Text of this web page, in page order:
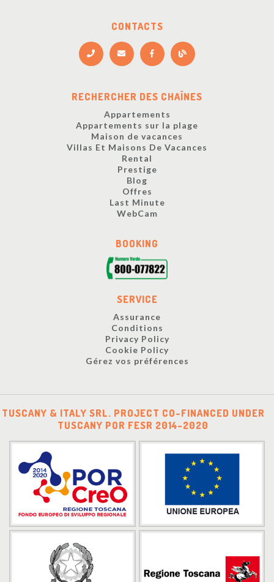
CONTACTS
RECHERCHER DES CHAÎNES
Appartements
Appartements sur la plage
Maison de vacances
Villas Et Maisons De Vacances
Rental
Prestige
Blog
Offres
Last Minute
WebCam
BOOKING
SERVICE
Assurance
Conditions
Privacy Policy
Cookie Policy
Gérez vos préférences
TUSCANY & ITALY SRL. PROJECT CO-FINANCED UNDER
TUSCANY POR FESR 2014-2020